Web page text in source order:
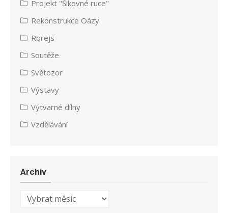
Projekt "Šikovné ruce"
Rekonstrukce Oázy
Rorejs
Soutěže
Světozor
Výstavy
Výtvarné dílny
Vzdělávání
Archiv
Archiv